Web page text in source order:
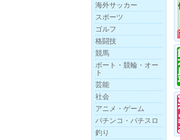
海外サッカー
スポーツ
ゴルフ
格闘技
競馬
ボー ト・ 競輪・ オー
ト
芸能
社会
アニメ・ゲーム
パチンコ・パチスロ
釣り